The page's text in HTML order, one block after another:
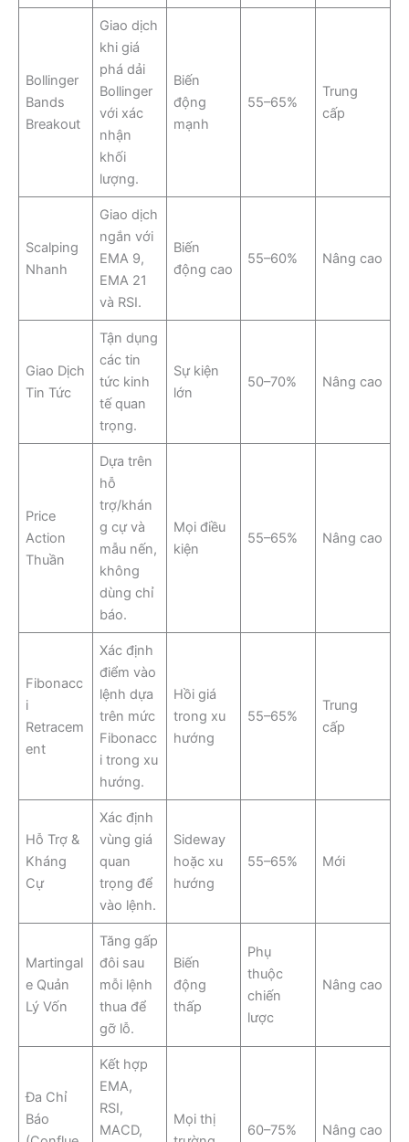
Bollinger
Bands
Breakout
Giao dịch
khi giá
phá dải
Bollinger
với xác
nhận
khối
lượng.
Biến
động
mạnh
55–65%
Trung
cấp
Scalping
Nhanh
Giao dịch
ngắn với
EMA 9,
EMA 21
và RSI.
Biến
động cao
55–60% Nâng cao
Giao Dịch
Tin Tức
Tận dụng
các tin
tức kinh
tế quan
trọng.
Sự kiện
lớn
50–70% Nâng cao
Price
Action
Thuần
Dựa trên
hỗ
trợ/khán
g cự và
mẫu nến,
không
dùng chỉ
báo.
Mọi điều
kiện
55–65% Nâng cao
Fibonacc
i
Retracem
ent
Xác định
điểm vào
lệnh dựa
trên mức
Fibonacc
i trong xu
hướng.
Hồi giá
trong xu
hướng
55–65%
Trung
cấp
Hỗ Trợ &
Kháng
Cự
Xác định
vùng giá
quan
trọng để
vào lệnh.
Sideway
hoặc xu
hướng
55–65% Mới
Martingal
e Quản
Lý Vốn
Tăng gấp
đôi sau
mỗi lệnh
thua để
gỡ lỗ.
Biến
động
thấp
Phụ
thuộc
chiến
lược
Nâng cao
Đa Chỉ
Báo
Kết hợp
EMA,
RSI,
MACD,
Mọi thị
60–75% Nâng cao